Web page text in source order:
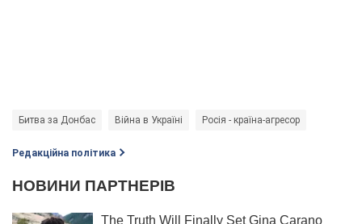
Битва за Донбас Війна в Україні Росія - країна-агресор
Редакційна політика